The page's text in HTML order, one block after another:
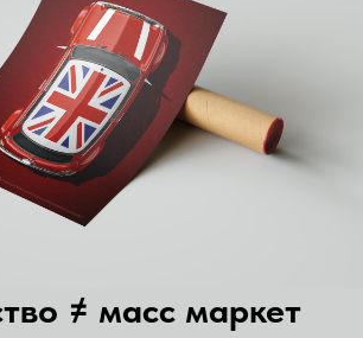
≠ масс маркет